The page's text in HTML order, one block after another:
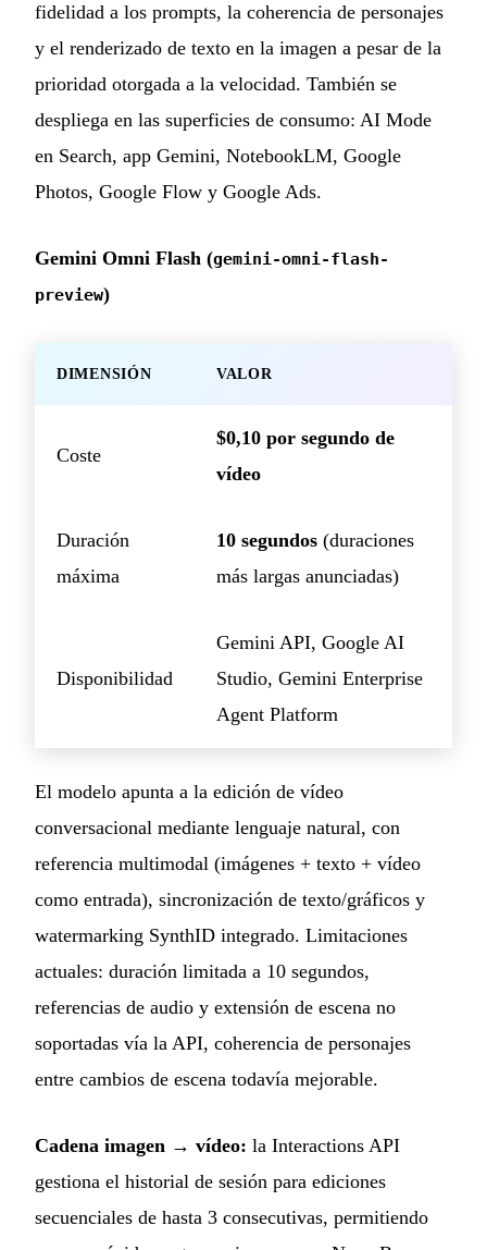
fidelidad a los prompts, la coherencia de personajes
y el renderizado de texto en la imagen a pesar de la
prioridad otorgada a la velocidad. También se
despliega en las superficies de consumo: AI Mode
en Search, app Gemini, NotebookLM, Google
Photos, Google Flow y Google Ads.
Gemini Omni Flash (gemini-omni-flash-
preview)
DIMENSIÓN VALOR
Coste
$0,10 por segundo de
vídeo
Duración
máxima
10 segundos (duraciones
más largas anunciadas)
Disponibilidad
Gemini API, Google AI
Studio, Gemini Enterprise
Agent Platform
El modelo apunta a la edición de vídeo
conversacional mediante lenguaje natural, con
referencia multimodal (imágenes + texto + vídeo
como entrada), sincronización de texto/gráficos y
watermarking SynthID integrado. Limitaciones
actuales: duración limitada a 10 segundos,
referencias de audio y extensión de escena no
soportadas vía la API, coherencia de personajes
entre cambios de escena todavía mejorable.
Cadena imagen → vídeo: la Interactions API
gestiona el historial de sesión para ediciones
secuenciales de hasta 3 consecutivas, permitiendo